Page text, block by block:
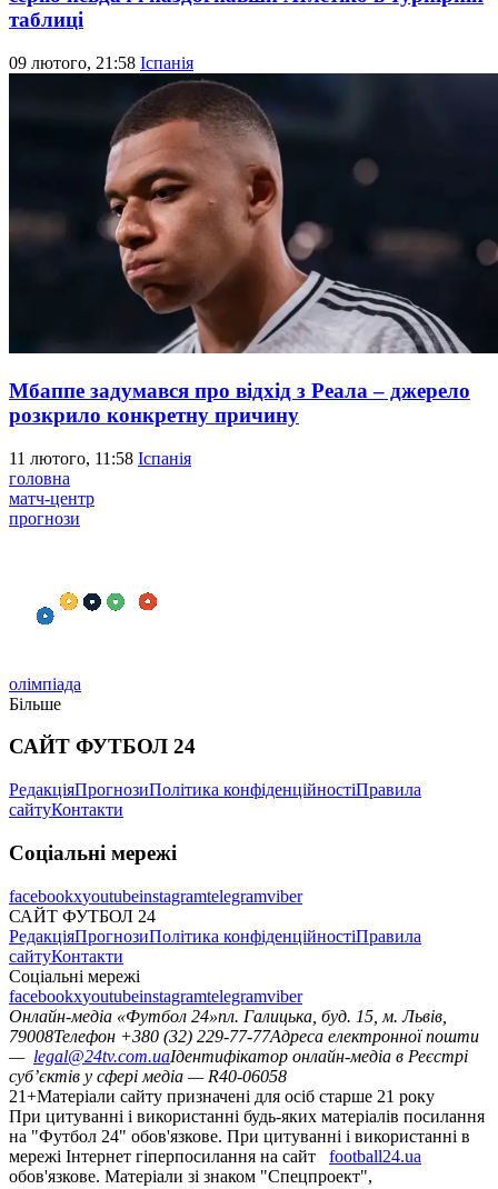
таблиці
09 лютого, 21:58 Іспанія
Мбаппе задумався про відхід з Реала – джерело
розкрило конкретну причину
11 лютого, 11:58 Іспанія
головна
матч-центр
прогнози
олімпіада
Більше
САЙТ ФУТБОЛ 24
РедакціяПрогнозиПолітика конфіденційностіПравила
сайтуКонтакти
Соціальні мережі
facebookxyoutubeinstagramtelegramviber
САЙТ ФУТБОЛ 24
РедакціяПрогнозиПолітика конфіденційностіПравила
сайтуКонтакти
Соціальні мережі
facebookxyoutubeinstagramtelegramviber
Онлайн-медіа «Футбол 24»пл. Галицька, буд. 15, м. Львів,
79008Телефон +380 (32) 229-77-77Адреса електронної пошти
— legal@24tv.com.uaІдентифікатор онлайн-медіа в Реєстрі
суб’єктів у сфері медіа — R40-06058
21+Матеріали сайту призначені для осіб старше 21 року
При цитуванні і використанні будь-яких матеріалів посилання
на "Футбол 24" обов'язкове. При цитуванні і використанні в
мережі Інтернет гіперпосилання на сайт
football24.ua
обов'язкове. Матеріали зі знаком "Спецпроект",